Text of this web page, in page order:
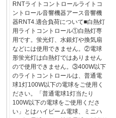
RNTライトコントロールライトコ
ントロール音響機器アース音響機
器RNT4.適合負荷について■白熱灯
用ライトコントロール①白熱灯専
用です。蛍光灯、水銀灯や換気扇
などには使用できません。②電球
形蛍光灯は白熱灯ではありません
ので使用できません。③400W以下
のライトコントロールは、普通電
球1灯100W以下の電球をご使用く
ださい。「普通電球1灯当たり
100W以下の電球をご使用くださ
い」とはハイビーム電球、ミニハ